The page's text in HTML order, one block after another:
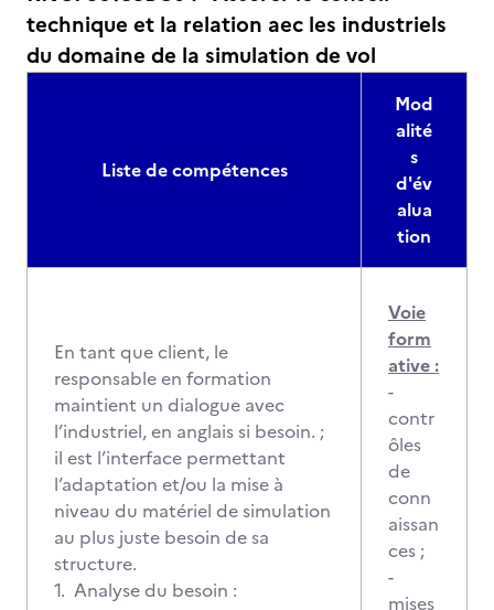
technique et la relation aec les industriels
du domaine de la simulation de vol
Liste de compétences
Mod
alité
s
d'év
alua
tion
En tant que client, le
responsable en formation
maintient un dialogue avec
l’industriel, en anglais si besoin. ;
il est l’interface permettant
l’adaptation et/ou la mise à
niveau du matériel de simulation
au plus juste besoin de sa
structure.
1. Analyse du besoin :
Voie
form
ative :
-
contr
ôles
de
conn
aissan
ces ;
-
mises